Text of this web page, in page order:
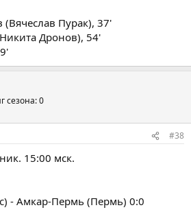
Пурак), 37'
Дронов), 54'
сезона: 0
#38
15:00 мск.
- Амкар-Пермь (Пермь) 0:0